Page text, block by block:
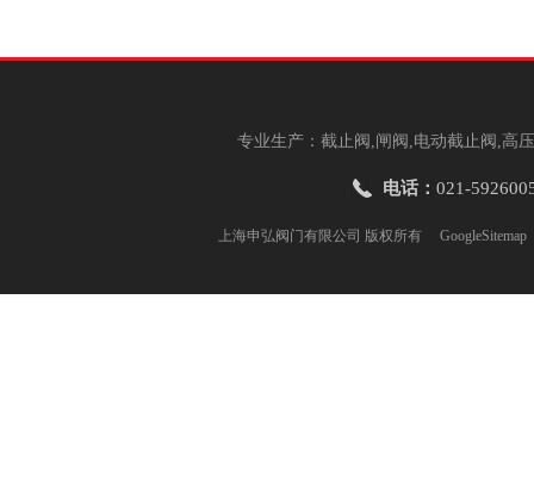
专业生产：截止阀,闸阀,电动截止阀,高
电话： 021-
上海申弘阀门有限公司 版权所有 GoogleSitemap